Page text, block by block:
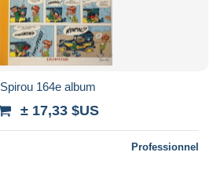
Spirou 164e album
± 17,33 $US
Professionnel